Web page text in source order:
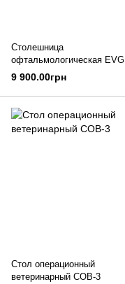
Столешница
офтальмологическая EVG
9 900.00грн
Стол операционный
ветеринарный СОВ-3